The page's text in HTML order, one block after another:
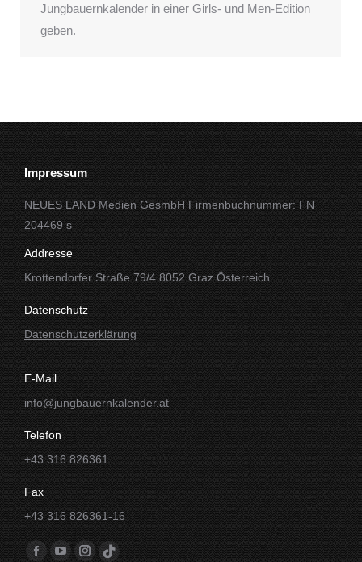
Jungbauernkalender in einer Girls- und Men-Edition
geben.
Impressum
NEUES LAND Medien GesmbH Firmenbuchnummer: FN
204469 s
Addresse
Krottendorfer Straße 79/4 8052 Graz Österreich
Datenschutz
Datenschutzerklärung
E-Mail
info@jungbauernkalender.at
Telefon
+43 316 826361
Fax
+43 316 826361-16
Finde uns auf: